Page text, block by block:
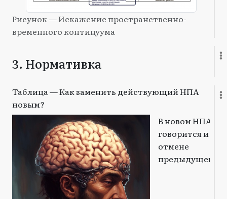
Рисунок — Искажение пространственно-
временного континуума
3. Нормативка
Таблица — Как заменить действующий НПА
новым?
В новом НПА
говорится и об
отмене
предыдущего